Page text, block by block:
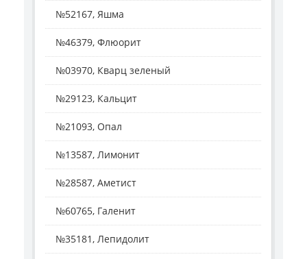
№52167, Яшма
№46379, Флюорит
№03970, Кварц зеленый
№29123, Кальцит
№21093, Опал
№13587, Лимонит
№28587, Аметист
№60765, Галенит
№35181, Лепидолит